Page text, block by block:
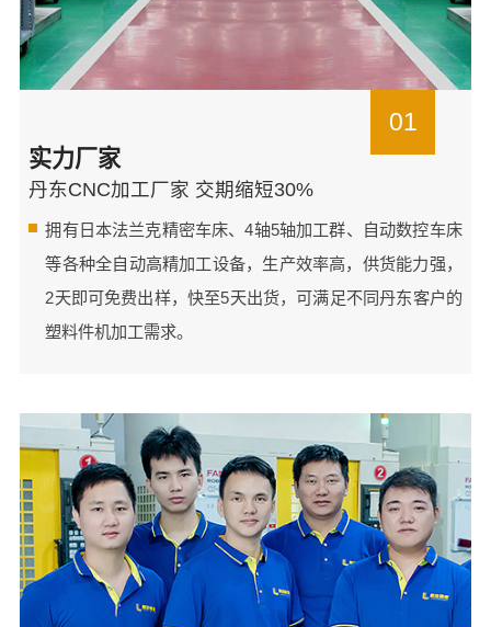
01
实力厂家
丹东CNC加工厂家 交期缩短30%
拥有日本法兰克精密车床、4轴5轴加工群、自动数控车床
等各种全自动高精加工设备，生产效率高，供货能力强，
2天即可免费出样，快至5天出货，可满足不同丹东客户的
塑料件机加工需求。